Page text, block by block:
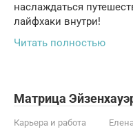
наслаждаться
лайфхаки внутри!
Читать полностью
Матрица
Карьера и работа